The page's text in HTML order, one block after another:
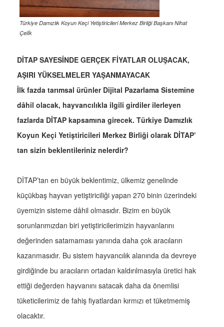
Türkiye Damızlık Koyun Keçi Yetiştiricileri Merkez Birliği Başkanı Nihat
Çelİk
DİTAP SAYESİNDE GERÇEK FİYATLAR OLUŞACAK,
AŞIRI YÜKSELMELER YAŞANMAYACAK
İlk fazda tarımsal ürünler Dijital Pazarlama Sistemine
dâhil olacak, hayvancılıkla ilgili girdiler ilerleyen
fazlarda DİTAP kapsamına girecek. Türkiye Damızlık
Koyun Keçi Yetiştiricileri Merkez Birliği olarak DİTAP’
tan sizin beklentileriniz nelerdir?
DİTAP’tan en büyük beklentimiz, ülkemiz genelinde
küçükbaş hayvan yetiştiriciliği yapan 270 binin üzerindeki
üyemizin sisteme dâhil olmasıdır. Bizim en büyük
sorunlarımızdan biri yetiştiricilerimizin hayvanlarını
değerinden satamaması yanında daha çok aracıların
kazanmasıdır. Bu sistem hayvancılık alanında da devreye
girdiğinde bu aracıların ortadan kaldırılmasıyla üretici hak
ettiği değerden hayvanını satacak daha da önemlisi
tüketicilerimiz de fahiş fiyatlardan kırmızı et tüketmemiş
olacaktır.